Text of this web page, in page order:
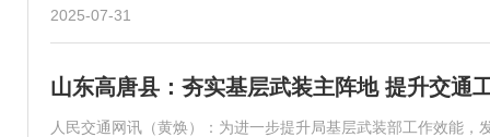
2025-07-31
山东高唐县：夯实基层武装主阵地 提升交通
人民交通网讯（黄焕）：为进一步提升局基层武装部工作效能